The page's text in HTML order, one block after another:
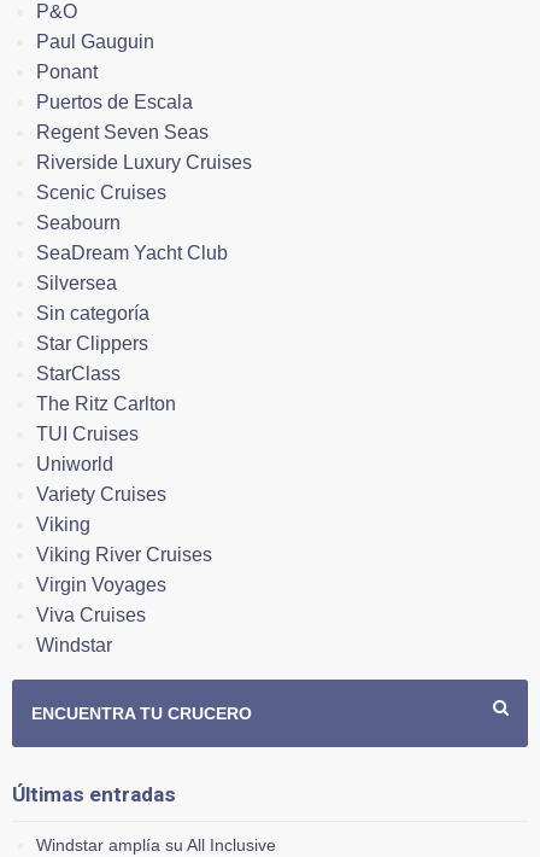
P&O
Paul Gauguin
Ponant
Puertos de Escala
Regent Seven Seas
Riverside Luxury Cruises
Scenic Cruises
Seabourn
SeaDream Yacht Club
Silversea
Sin categoría
Star Clippers
StarClass
The Ritz Carlton
TUI Cruises
Uniworld
Variety Cruises
Viking
Viking River Cruises
Virgin Voyages
Viva Cruises
Windstar
ENCUENTRA TU CRUCERO
Últimas entradas
Windstar amplía su All Inclusive